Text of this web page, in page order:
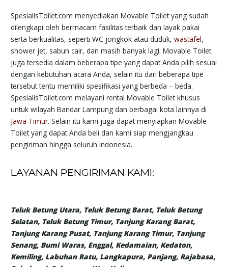
SpesialisToilet.com menyediakan Movable Toilet yang sudah
dilengkapi oleh bermacam fasilitas terbaik dan layak pakai
serta berkualitas, seperti WC jongkok atau duduk,wastafel,
shower jet, sabun cair, dan masih banyak lagi. Movable Toilet
juga tersedia dalam beberapa tipe yang dapat Anda pilih sesuai
dengan kebutuhan acara Anda, selain itu dari beberapa tipe
tersebut tentu memiliki spesifikasi yang berbeda – beda.
SpesialisToilet.com melayani rental Movable Toilet khusus
untuk wilayah Bandar Lampung dan berbagai kota lainnya di
Jawa Timur. Selain itu kami juga dapat menyiapkan Movable
Toilet yang dapat Anda beli dan kami siap mengjangkau
pengiriman hingga seluruh Indonesia.
LAYANAN PENGIRIMAN KAMI:
Teluk Betung Utara, Teluk Betung Barat, Teluk Betung
Selatan, Teluk Betung Timur, Tanjung Karang Barat,
Tanjung Karang Pusat, Tanjung Karang Timur, Tanjung
Senang, Bumi Waras, Enggal, Kedamaian, Kedaton,
Kemiling, Labuhan Ratu, Langkapura, Panjang, Rajabasa,